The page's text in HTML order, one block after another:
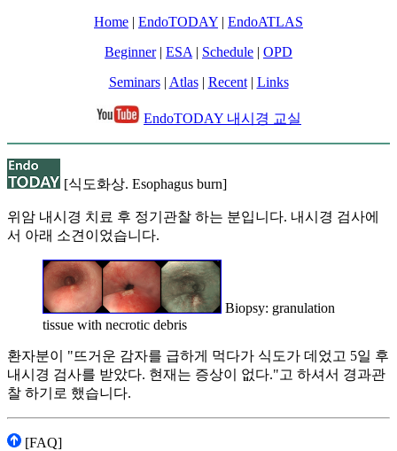
Home | EndoTODAY | EndoATLAS
Beginner| ESA | Schedule | OPD
Seminars| Atlas| Recent| Links
EndoTODAY 내시경 교실
[식도화상. Esophagus burn]
위암 내시경 치료 후 정기관찰 하는 분입니다. 내시경 검사에
서 아래 소견이었습니다.
Biopsy: granulation
tissue with necrotic debris
환자분이 "뜨거운 감자를 급하게 먹다가 식도가 데었고 5일 후
내시경 검사를 받았다. 현재는 증상이 없다."고 하셔서 경과관
찰 하기로 했습니다.
[FAQ]